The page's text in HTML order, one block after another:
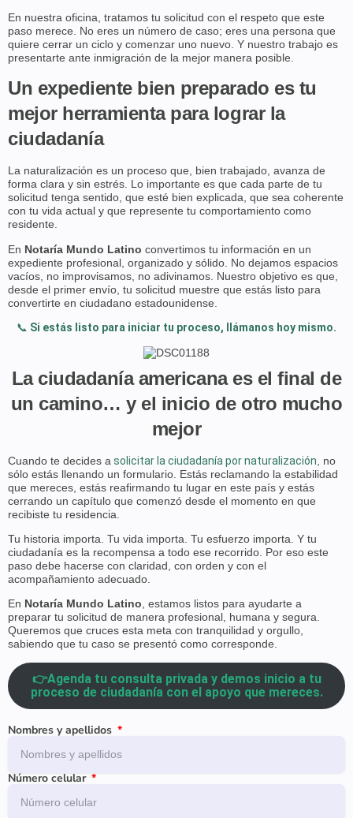
En nuestra oficina, tratamos tu solicitud con el respeto que este
paso merece. No eres un número de caso; eres una persona que
quiere cerrar un ciclo y comenzar uno nuevo. Y nuestro trabajo es
presentarte ante inmigración de la mejor manera posible.
Un expediente bien preparado es tu
mejor herramienta para lograr la
ciudadanía
La naturalización es un proceso que, bien trabajado, avanza de
forma clara y sin estrés. Lo importante es que cada parte de tu
solicitud tenga sentido, que esté bien explicada, que sea coherente
con tu vida actual y que represente tu comportamiento como
residente.
En Notaría Mundo Latino convertimos tu información en un
expediente profesional, organizado y sólido. No dejamos espacios
vacíos, no improvisamos, no adivinamos. Nuestro objetivo es que,
desde el primer envío, tu solicitud muestre que estás listo para
convertirte en ciudadano estadounidense.
📞 Si estás listo para iniciar tu proceso, llámanos hoy mismo.
La ciudadanía americana es el final de
un camino… y el inicio de otro mucho
mejor
Cuando te decides a solicitar la ciudadanía por naturalización , no
sólo estás llenando un formulario. Estás reclamando la estabilidad
que mereces, estás reafirmando tu lugar en este país y estás
cerrando un capítulo que comenzó desde el momento en que
recibiste tu residencia.
Tu historia importa. Tu vida importa. Tu esfuerzo importa. Y tu
ciudadanía es la recompensa a todo ese recorrido. Por eso este
paso debe hacerse con claridad, con orden y con el
acompañamiento adecuado.
En Notaría Mundo Latino, estamos listos para ayudarte a
preparar tu solicitud de manera profesional, humana y segura.
Queremos que cruces esta meta con tranquilidad y orgullo,
sabiendo que tu caso se presentó como corresponde.
👉Agenda tu consulta privada y demos inicio a tu
proceso de ciudadanía con el apoyo que mereces.
Nombres y apellidos
Número celular